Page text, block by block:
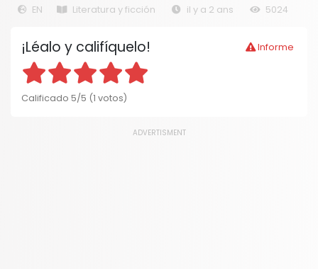
EN Literatura y ficción il y a 2 ans 5024
Informe
¡Léalo y califíquelo!
Calificado 5/5 (1 votos)
ADVERTISMENT